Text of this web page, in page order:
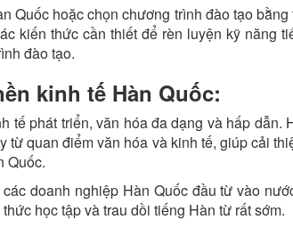
Quốc hoặc chọn chương trình đào tạo
kiến thức cần thiết để rèn luyện kỹ năng
đào tạo.
kinh tế Hàn Quốc:
tế phát triển, văn hóa đa dạng và hấp dẫn.
từ quan điểm văn hóa và kinh tế, giúp cải
Quốc.
doanh nghiệp Hàn Quốc đầu từ vào
học tập và trau dồi tiếng Hàn từ rất sớm.